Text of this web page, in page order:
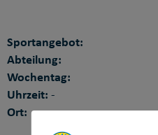
Sportangebot:
Abteilung:
Wochentag:
Uhrzeit: -
Ort: